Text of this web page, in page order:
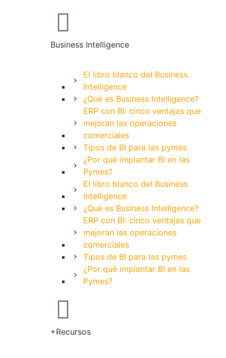
Business Intelligence
El libro blanco del Business
Intelligence
¿Qué es Business Intelligence?
ERP con BI: cinco ventajas que
mejoran las operaciones
comerciales
Tipos de BI para las pymes
¿Por qué implantar BI en las
Pymes?
El libro blanco del Business
Intelligence
¿Qué es Business Intelligence?
ERP con BI: cinco ventajas que
mejoran las operaciones
comerciales
Tipos de BI para las pymes
¿Por qué implantar BI en las
Pymes?
+Recursos